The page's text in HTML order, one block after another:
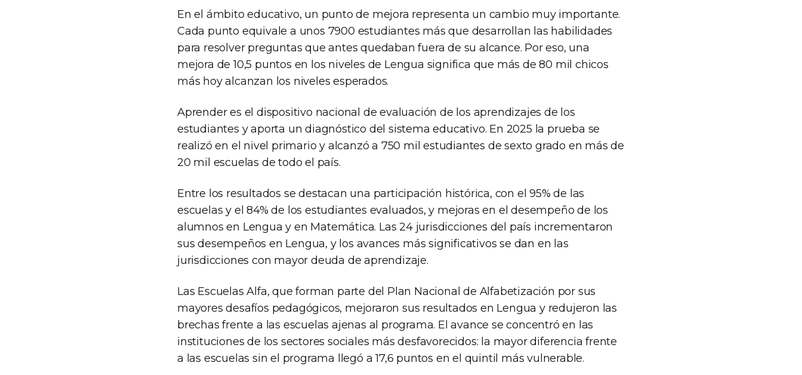
En el ámbito educativo, un punto de mejora representa un cambio muy importante.
Cada punto equivale a unos 7900 estudiantes más que desarrollan las habilidades
para resolver preguntas que antes quedaban fuera de su alcance. Por eso, una
mejora de 10,5 puntos en los niveles de Lengua significa que más de 80 mil chicos
más hoy alcanzan los niveles esperados.
Aprender es el dispositivo nacional de evaluación de los aprendizajes de los
estudiantes y aporta un diagnóstico del sistema educativo. En 2025 la prueba se
realizó en el nivel primario y alcanzó a 750 mil estudiantes de sexto grado en más de
20 mil escuelas de todo el país.
Entre los resultados se destacan una participación histórica, con el 95% de las
escuelas y el 84% de los estudiantes evaluados, y mejoras en el desempeño de los
alumnos en Lengua y en Matemática. Las 24 jurisdicciones del país incrementaron
sus desempeños en Lengua, y los avances más significativos se dan en las
jurisdicciones con mayor deuda de aprendizaje.
Las Escuelas Alfa, que forman parte del Plan Nacional de Alfabetización por sus
mayores desafíos pedagógicos, mejoraron sus resultados en Lengua y redujeron las
brechas frente a las escuelas ajenas al programa. El avance se concentró en las
instituciones de los sectores sociales más desfavorecidos: la mayor diferencia frente
a las escuelas sin el programa llegó a 17,6 puntos en el quintil más vulnerable.